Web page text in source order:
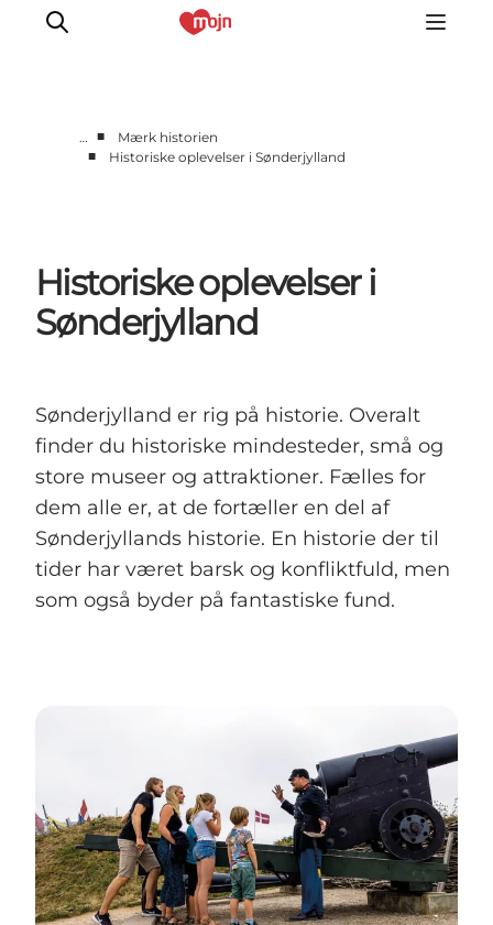
Overnatning
Planlæg din ferie
Booking
… ■
Mærk historien
■
Historiske oplevelser i Sønderjylland
Historiske oplevelser i
Sønderjylland
Sønderjylland er rig på historie. Overalt
finder du historiske mindesteder, små og
store museer og attraktioner. Fælles for
dem alle er, at de fortæller en del af
Sønderjyllands historie. En historie der til
tider har været barsk og konfliktfuld, men
som også byder på fantastiske fund.